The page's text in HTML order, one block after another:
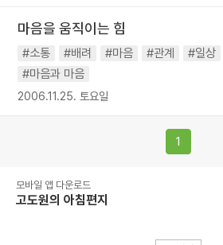
마음을 움직이는 힘
#소통 #배려 #마음 #관계 #일상
#마음과 마음
2006.11.25. 토요일
1
모바일 앱 다운로드
고도원의 아침편지